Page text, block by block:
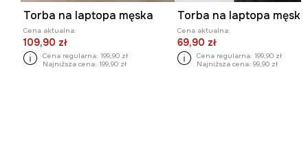
Torba na laptopa męska
Cena aktualna:
109,90 zł
Cena regularna: 199,90 zł
Najniższa cena: 199,90 zł
Torba na laptopa męska
Cena aktualna:
69,90 zł
Cena regularna: 199,90 zł
Najniższa cena: 99,90 zł